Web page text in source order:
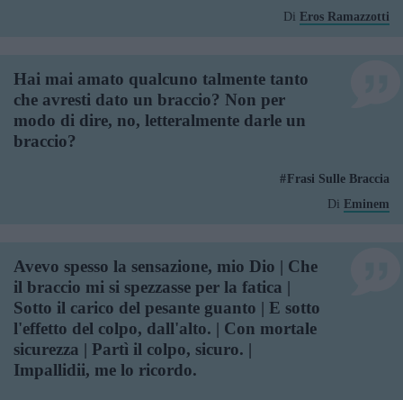
Di Eros Ramazzotti
Hai mai amato qualcuno talmente tanto
che avresti dato un braccio? Non per
modo di dire, no, letteralmente darle un
braccio?
Frasi Sulle Braccia
Di Eminem
Avevo spesso la sensazione, mio Dio | Che
il braccio mi si spezzasse per la fatica |
Sotto il carico del pesante guanto | E sotto
l'effetto del colpo, dall'alto. | Con mortale
sicurezza | Partì il colpo, sicuro. |
Impallidii, me lo ricordo.